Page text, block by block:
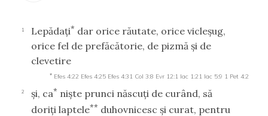
1 Lepădaţi* dar orice răutate, orice vicleşug,
orice fel de prefăcătorie, de pizmă şi de
clevetire
* Efes 4:22 Efes 4:25 Efes 4:31 Col 3:8 Evr 12:1 Iac 1:21 Iac 5:9 1 Pet 4:2
2 şi, ca* nişte prunci născuţi de curând, să
doriţi laptele** duhovnicesc şi curat, pentru